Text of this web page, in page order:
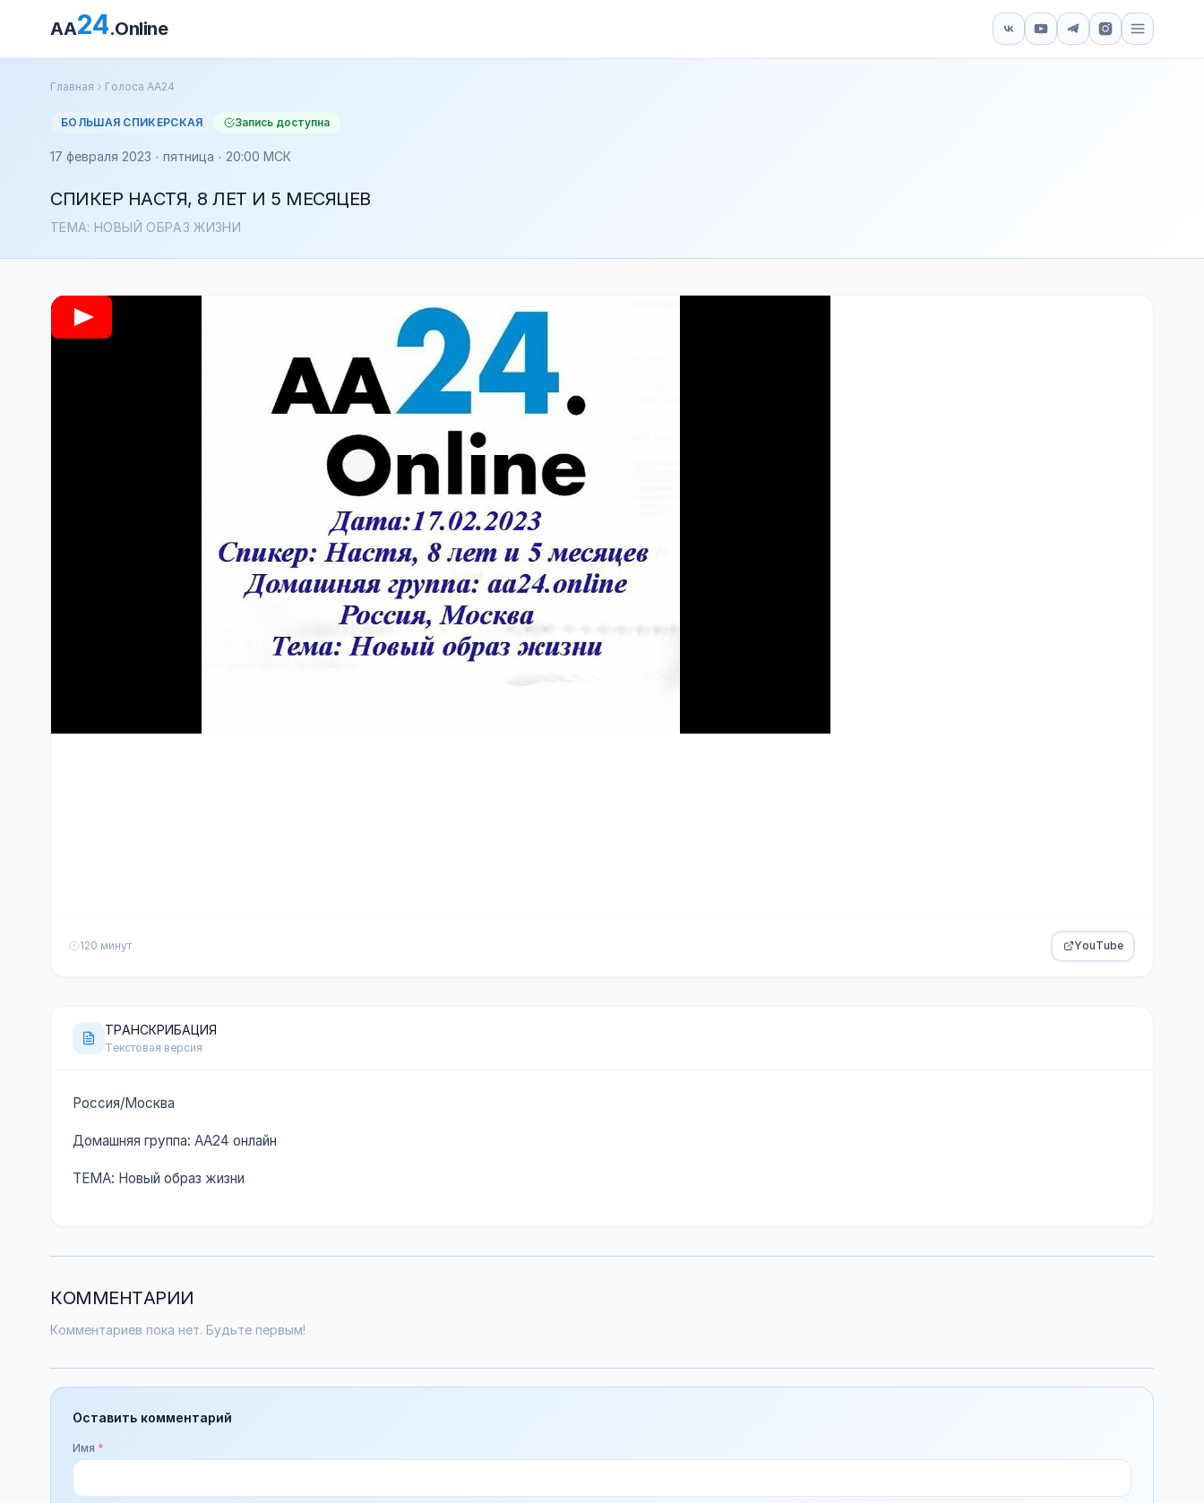
AA24.Online
Главная Голоса АА24
БОЛЬШАЯ СПИКЕРСКАЯ Запись доступна
17 февраля 2023 · пятница · 20:00 МСК
СПИКЕР НАСТЯ, 8 ЛЕТ И 5 МЕСЯЦЕВ
ТЕМА: НОВЫЙ ОБРАЗ ЖИЗНИ
120 минут YouTube
ТРАНСКРИБАЦИЯ
Текстовая версия
Россия/Москва
Домашняя группа: АА24 онлайн
ТЕМА: Новый образ жизни
КОММЕНТАРИИ
Комментариев пока нет. Будьте первым!
Оставить комментарий
Имя *